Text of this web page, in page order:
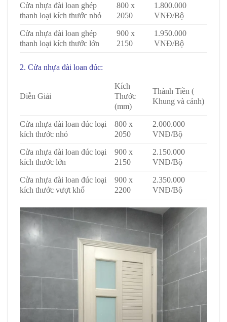
Cửa nhựa đài loan ghép
thanh loại kích thước nhỏ
800 x
2050
1.800.000
VNĐ/Bộ
Cửa nhựa đài loan ghép
thanh loại kích thước lớn
900 x
2150
1.950.000
VNĐ/Bộ
2. Cửa nhựa đài loan đúc:
Diễn Giải
Kích
Thước
(mm)
Thành Tiền (
Khung và cánh)
Cửa nhựa đài loan đúc loại
kích thước nhỏ
800 x
2050
2.000.000
VNĐ/Bộ
Cửa nhựa đài loan đúc loại
kích thước lớn
900 x
2150
2.150.000
VNĐ/Bộ
Cửa nhựa đài loan đúc loại
kích thước vượt khổ
900 x
2200
2.350.000
VNĐ/Bộ